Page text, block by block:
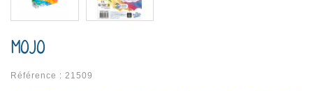
MOJO
Référence : 21509